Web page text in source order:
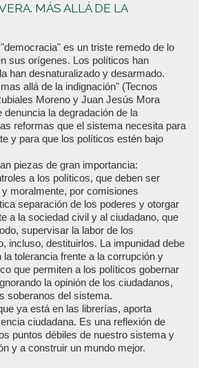
MÁS ALLÁ DE LA
es un triste remedo de lo
sus orígenes. Los políticos han
han desnaturalizado y desarmado.
allá de la indignación" (Tecnos
Moreno y Juan Jesús Mora
denuncia la degradación de la
reformas que el sistema necesita para
y para que los políticos estén bajo
piezas de gran importancia:
a los políticos, que deben ser
moralmente, por comisiones
separación de los poderes y otorgar
a la sociedad civil y al ciudadano, que
supervisar la labor de los
incluso, destituirlos. La impunidad debe
tolerancia frente a la corrupción y
que permiten a los políticos gobernar
la opinión de los ciudadanos,
soberanos del sistema.
ya está en las librerías, aporta
ciudadana. Es una reflexión de
puntos débiles de nuestro sistema y
y a construir un mundo mejor.